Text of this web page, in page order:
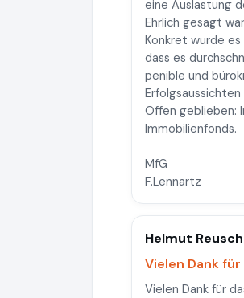
eine Auslastung
Ehrlich gesagt
Konkret wurde
dass es
penible und
Offen geblieben:
Immobilienfonds.
MfG
F.Lennartz
Helmut
Vielen Dank für
Vielen Dank für